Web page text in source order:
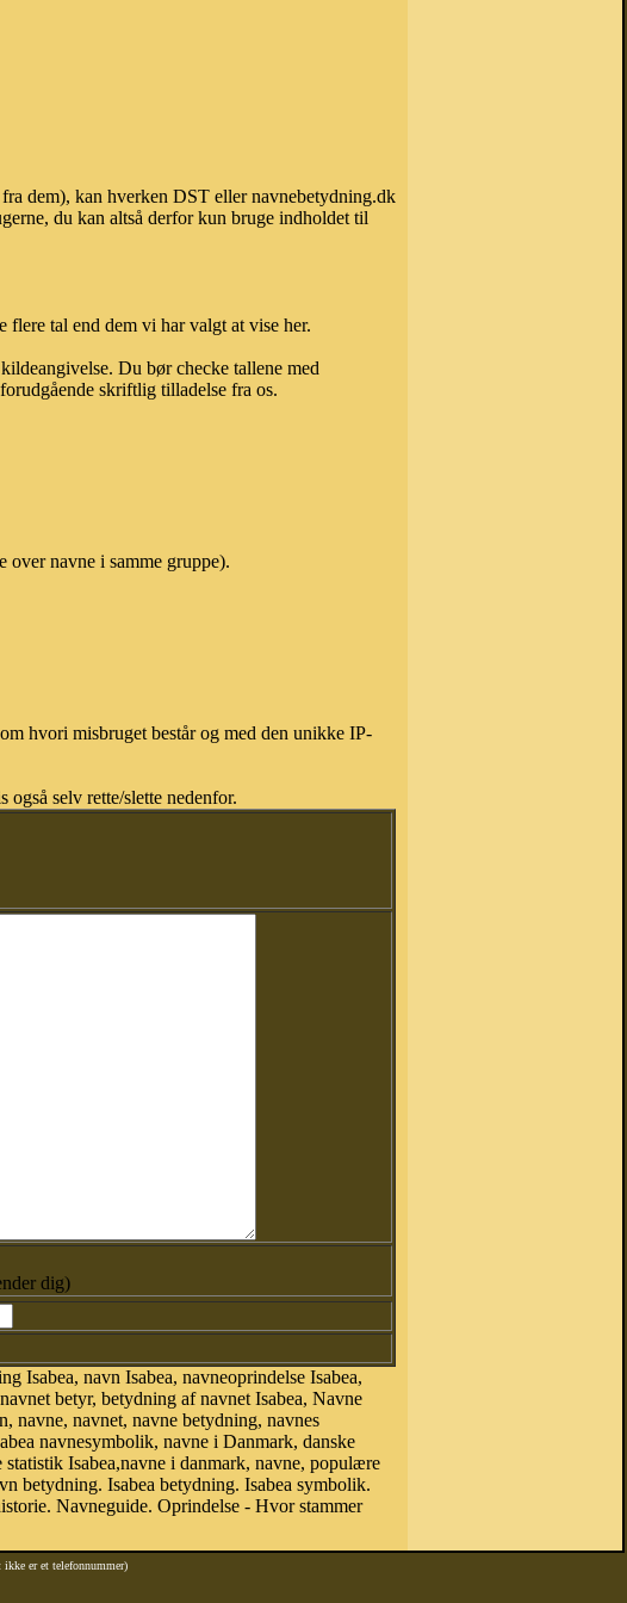
dem), kan hverken DST eller navnebetydning.dk
du kan altså derfor kun bruge indholdet til
flere tal end dem vi har valgt at vise her.
Du bør checke tallene med
skriftlig tilladelse fra os.
over navne i samme gruppe).
hvori misbruget består og med den unikke IP-
selv rette/slette nedenfor.
dig)
Isabea, navn Isabea, navneoprindelse Isabea,
betyr, betydning af navnet Isabea, Navne
navne, navnet, navne betydning, navnes
navnesymbolik, navne i Danmark, danske
Isabea,navne i danmark, navne, populære
betydning. Isabea betydning. Isabea symbolik.
Navneguide. Oprindelse - Hvor stammer
er et telefonnummer)